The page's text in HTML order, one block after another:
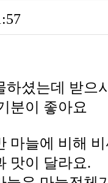
분이 좋아요
맛이 달라요.